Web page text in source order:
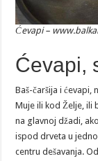
Ćevapi –
Ćevapi,
Baš-čaršija i ćevapi,
Muje ili kod Želje, ili
na glavnoj džadi,
ispod drveta u
centru dešavanja.